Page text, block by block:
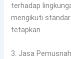
terhadap
mengikuti
tetapkan.
3. Jasa